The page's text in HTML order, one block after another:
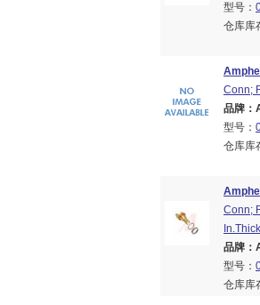
型号：
仓库库
Conn;
品牌：
型号：
仓库库
Conn;
品牌：
型号：
仓库库